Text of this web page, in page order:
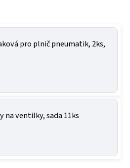
pro plnič pneumatik, 2ks,
na ventilky, sada 11ks